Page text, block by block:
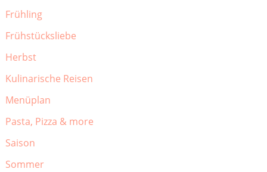
Frühling
Frühstücksliebe
Herbst
Kulinarische Reisen
Menüplan
Pasta, Pizza & more
Saison
Sommer